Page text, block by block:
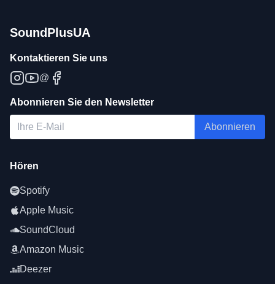
SoundPlusUA
Kontaktieren Sie uns
@
Abonnieren Sie den Newsletter
Abonnieren
Hören
Spotify
Apple Music
SoundCloud
Amazon Music
Deezer